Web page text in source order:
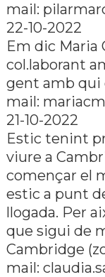
mail:
22-10-2022
Em dic Maria
col.laborant
gent amb qui
mail:
21-10-2022
Estic tenint
viure a
començar el
estic a punt
llogada. Per
que sigui de
Cambridge
mail: